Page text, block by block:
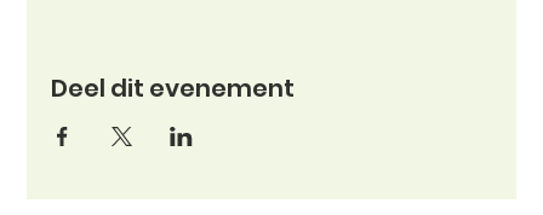
Deel dit evenement